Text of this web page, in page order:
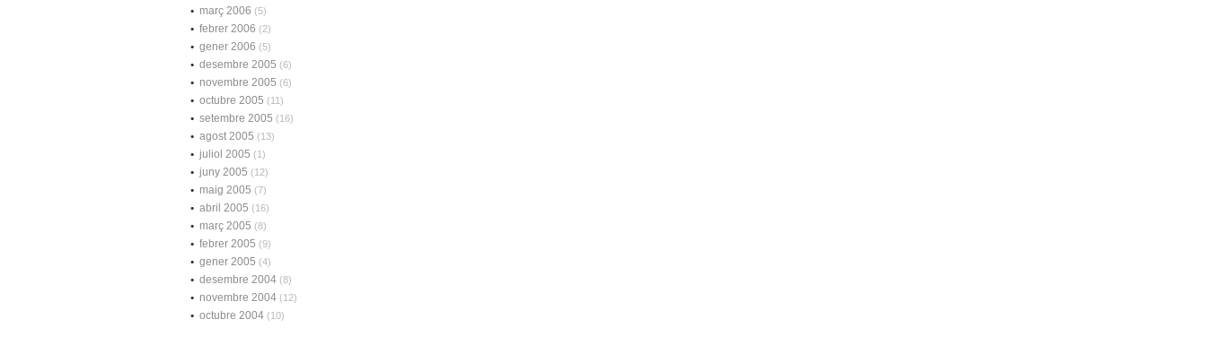
març 2006 (5)
febrer 2006 (2)
gener 2006 (5)
desembre 2005 (6)
novembre 2005 (6)
octubre 2005 (11)
setembre 2005 (16)
agost 2005 (13)
juliol 2005 (1)
juny 2005 (12)
maig 2005 (7)
abril 2005 (16)
març 2005 (8)
febrer 2005 (9)
gener 2005 (4)
desembre 2004 (8)
novembre 2004 (12)
octubre 2004 (10)